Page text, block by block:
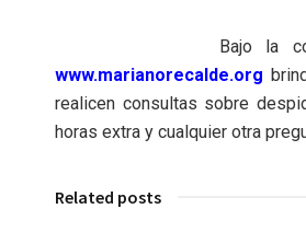
Bajo la
www.marianorecalde.org
realicen consultas sobre
horas extra y cualquier otra
Related posts